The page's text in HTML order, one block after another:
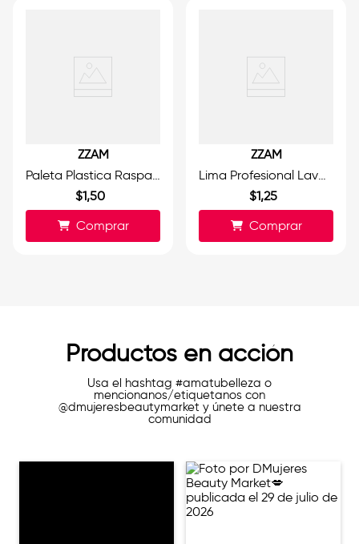
ZZAM
Paleta Plastica Raspacallo Ergonomica Mediana
$1,50
Comprar
ZZAM
Lima Profesional Lavable 180/220
$1,25
Comprar
Productos en acción
Usa el hashtag #amatubelleza o
mencionanos/etiquetanos con
@dmujeresbeautymarket y únete a nuestra
comunidad